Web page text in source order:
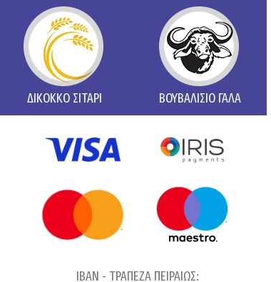
ΔΙΚΟΚΚΟ ΣΙΤΑΡΙ ΒΟΥΒΑΛΙΣΙΟ ΓΑΛΑ
IBAN - ΤΡΑΠΕΖΑ ΠΕΙΡΑΙΩΣ: